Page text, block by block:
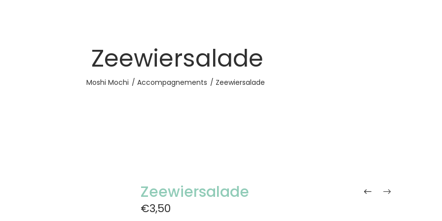
Zeewiersalade
Moshi Mochi Accompagnements Zeewiersalade
Zeewiersalade
€3,50